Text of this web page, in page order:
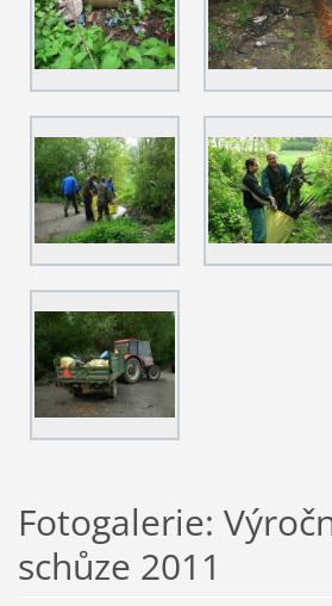
Fotogalerie:
schůze 2011